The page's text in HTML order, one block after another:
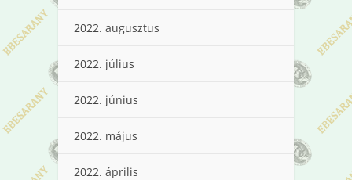
2022. augusztus
2022. július
2022. június
2022. május
2022. április